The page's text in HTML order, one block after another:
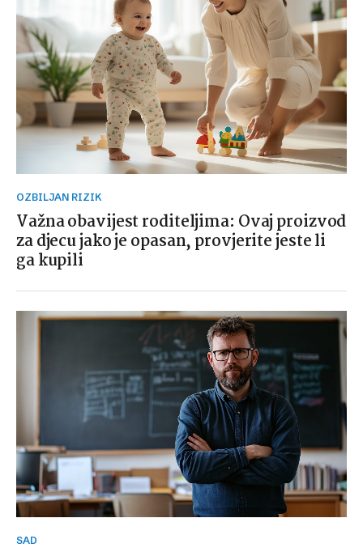
OZBILJAN RIZIK
Važna obavijest roditeljima: Ovaj proizvod
za djecu jako je opasan, provjerite jeste li
ga kupili
SAD